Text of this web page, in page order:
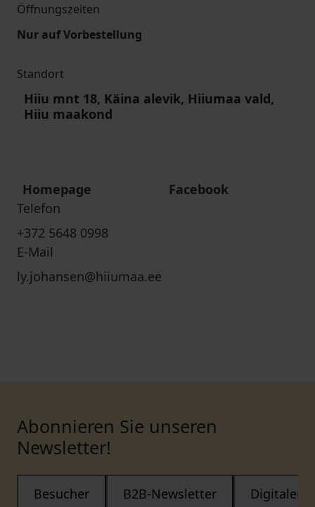
Öffnungszeiten
Nur auf Vorbestellung
Standort
Hiiu mnt 18, Käina alevik, Hiiumaa vald,
Hiiu maakond
Homepage
Facebook
Telefon
+372 5648 0998
E-Mail
ly.johansen@hiiumaa.ee
Abonnieren Sie unseren
Newsletter!
Besucher B2B-Newsletter Digitaler